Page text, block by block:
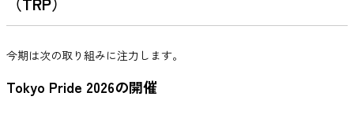
今期は次の取り組みに注力します。
Tokyo Pride 2026の開催